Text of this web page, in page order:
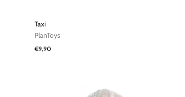
Taxi
PlanToys
€9,90